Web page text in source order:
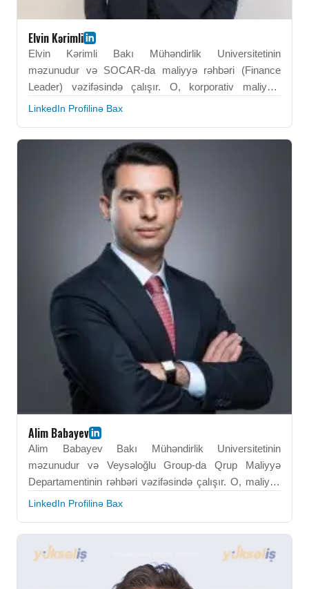
Elvin Kərimli
Elvin Kərimli Bakı Mühəndirlik Universitetinin
məzunudur və SOCAR-da maliyyə rəhbəri (Finance
Leader) vəzifəsində çalışır. O, korporativ maliyyə,
büdcələmə və maliyyə strategiyası sahəsində
idarəetməsinin optimallaşdırılması və strateji
qərarvermə proseslərinin dəstəklənməsinə yönəlib.
Elvin Kərimli analitik və liderlik bacarıqlarını maliyyə
performansının yaxşılaşdırılmasına tətbiq edir. BEU-da
formalaşdırdığı texniki və idarəetmə kompetensiyaları
onun peşəkar uğurunun əsasını təşkil edir. O, enerji
sektorunda tanınmış maliyyə lideridir.
LinkedIn Profilinə Bax
Alim Babayev
Alim Babayev Bakı Mühəndirlik Universitetinin
məzunudur və Veysəloğlu Group-da Qrup Maliyyə
Departamentinin rəhbəri vəzifəsində çalışır. O, maliyyə
idarəetməsi, korporativ mühasibatlıq və strateji
fəaliyyəti əməliyyat səmərəliliyinin və maliyyə
şəffaflığının təmin edilməsinə yönəlib. Alim Babayev
təşkilati maliyyə performansının gücləndirilməsi üçün
analitik və liderlik bacarıqlarını tətbiq edir. BEU-da
LinkedIn Profilinə Bax